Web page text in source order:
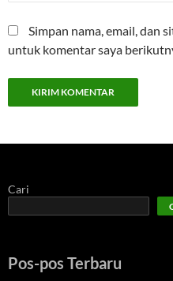
Simpan nama, email, dan
untuk komentar saya
Cari
Pos-pos Terbaru